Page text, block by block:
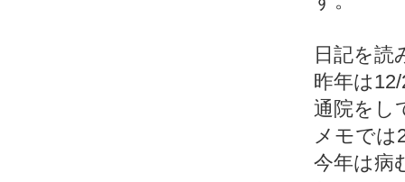
日記を読
昨年は
通院をし
メモでは
今年は病